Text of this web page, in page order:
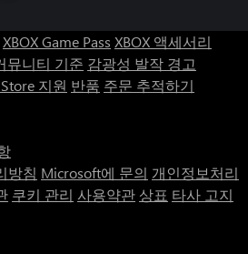
XBOX Game Pass XBOX 액세서리
뮤니티 기준 감광성 발작 경고
지원 반품 주문 추적하기
방침 Microsoft에 문의 개인정보처리
쿠키 관리 사용약관 상표 타사 고지